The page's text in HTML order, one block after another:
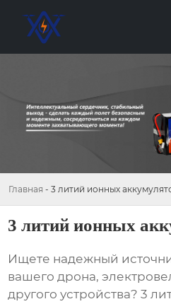
Главная - 3 литий ионных
3 литий ионных
Ищете надежный
вашего дрона,
другого устройства?3